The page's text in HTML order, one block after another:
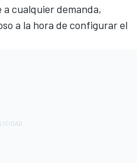
cualquier demanda,
a la hora de configurar el